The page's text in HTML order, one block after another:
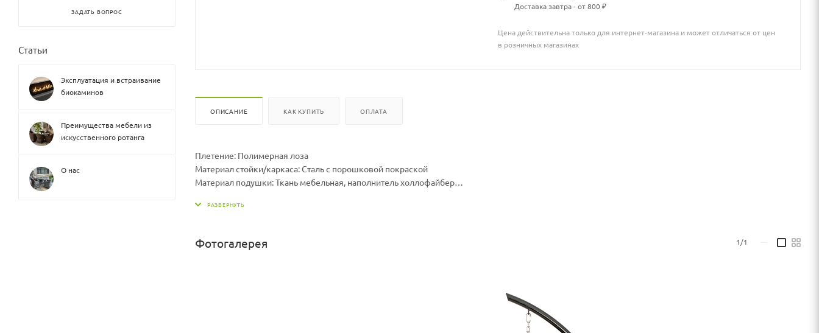
Доставка завтра - от 800 ₽
Цена действительна только для интернет-магазина и может отличаться от цен
в розничных магазинах
ОПИСАНИЕ КАК КУПИТЬ ОПЛАТА
Плетение: Полимерная лоза
Материал стойки/каркаса: Сталь с порошковой покраской
Материал подушки: Ткань мебельная, наполнитель холлофайбер
Размер подушки ДхШхВ, мм: 1500 х 1000 х 70
Максимальная нагрузка, кг:150
Фотогалерея 1/1
ЗАДАТЬ ВОПРОС
Статьи
Эксплуатация и встраивание
биокаминов
Преимущества мебели из
искусственного ротанга
О нас